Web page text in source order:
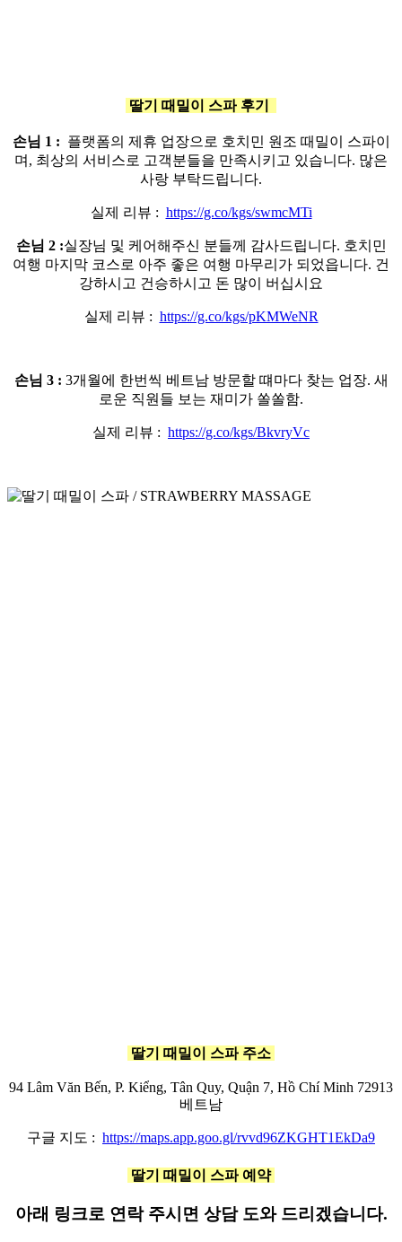
딸기 때밀이 스파 후기
손님 1 : 플랫폼의 제휴 업장으로 호치민 원조 때밀이 스파이
며, 최상의 서비스로 고객분들을 만족시키고 있습니다. 많은
사랑 부탁드립니다.
실제 리뷰 : https://g.co/kgs/swmcMTi
손님 2 :실장님 및 케어해주신 분들께 감사드립니다. 호치민
여행 마지막 코스로 아주 좋은 여행 마무리가 되었읍니다. 건
강하시고 건승하시고 돈 많이 버십시요
실제 리뷰 : https://g.co/kgs/pKMWeNR
손님 3 : 3개월에 한번씩 베트남 방문할 떄마다 찾는 업장. 새
로운 직원들 보는 재미가 쏠쏠함.
실제 리뷰 : https://g.co/kgs/BkvryVc
딸기 때밀이 스파 주소
94 Lâm Văn Bến, P. Kiểng, Tân Quy, Quận 7, Hồ Chí Minh 72913
베트남
구글 지도 : https://maps.app.goo.gl/rvvd96ZKGHT1EkDa9
딸기 때밀이 스파 예약
아래 링크로 연락 주시면 상담 도와 드리겠습니다.